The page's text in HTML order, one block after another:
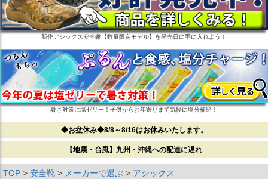
新作アシックス安全靴【数量限定モデル】を発売日に手に入れよう！
暑さ対策に塩ゼリー！子供からお年寄りまで気軽に塩分補給！
◆お盆休み◆8/8～8/16はお休みいたします。
【地震・台風】九州・沖縄への配達に遅れ
TOP 安全靴 メーカーで選ぶ
アシックス